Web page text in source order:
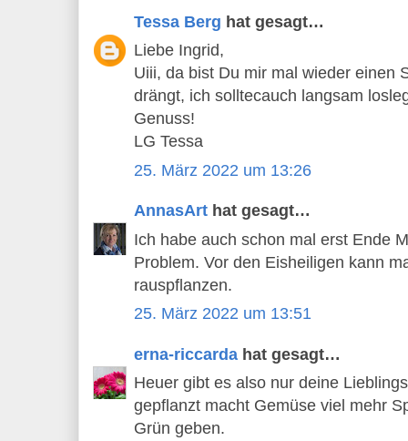
Tessa Berg hat gesagt…
Liebe Ingrid,
Uiii, da bist Du mir mal wieder einen
drängt, ich solltecauch langsam
Genuss!
LG Tessa
25. März 2022 um 13:26
AnnasArt hat gesagt…
Ich habe auch schon mal erst Ende
Problem. Vor den Eisheiligen kann
rauspflanzen.
25. März 2022 um 13:51
erna-riccarda hat gesagt…
Heuer gibt es also nur deine
gepflanzt macht Gemüse viel mehr
Grün geben.